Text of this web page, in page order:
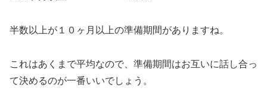
半数以上が１０ヶ月以上の準備期間がありますね。
これはあくまで平均なので、準備期間はお互いに話し合っ
て決めるのが一番いいでしょう。